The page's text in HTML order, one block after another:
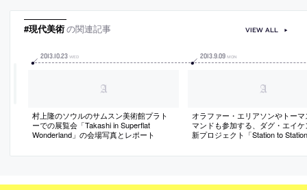
#現代美術の関連記事
2013.10.23 WED
村上隆のソウルのサムスン美術館プラト
ーでの展覧会「Takashi in Superflat
Wonderland」の会場写真とレポート
2013.9.09 MON
オラファー・エリアソンやトーマ
マンドも参加する、ダグ・エイケ
新プロジェクト「Station to
VIEW ALL